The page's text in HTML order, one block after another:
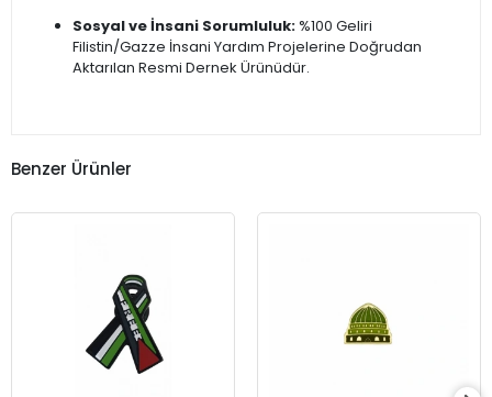
Sosyal ve İnsani Sorumluluk: %100 Geliri
Filistin/Gazze İnsani Yardım Projelerine Doğrudan
Aktarılan Resmi Dernek Ürünüdür.
Benzer Ürünler